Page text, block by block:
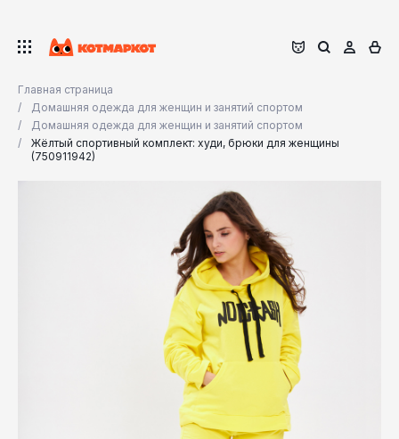
Главная страница
Домашняя одежда для женщин и занятий спортом
Домашняя одежда для женщин и занятий спортом
Жёлтый спортивный комплект: худи, брюки для женщины
(750911942)